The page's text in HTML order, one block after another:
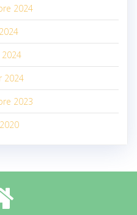
2024
2024
2023